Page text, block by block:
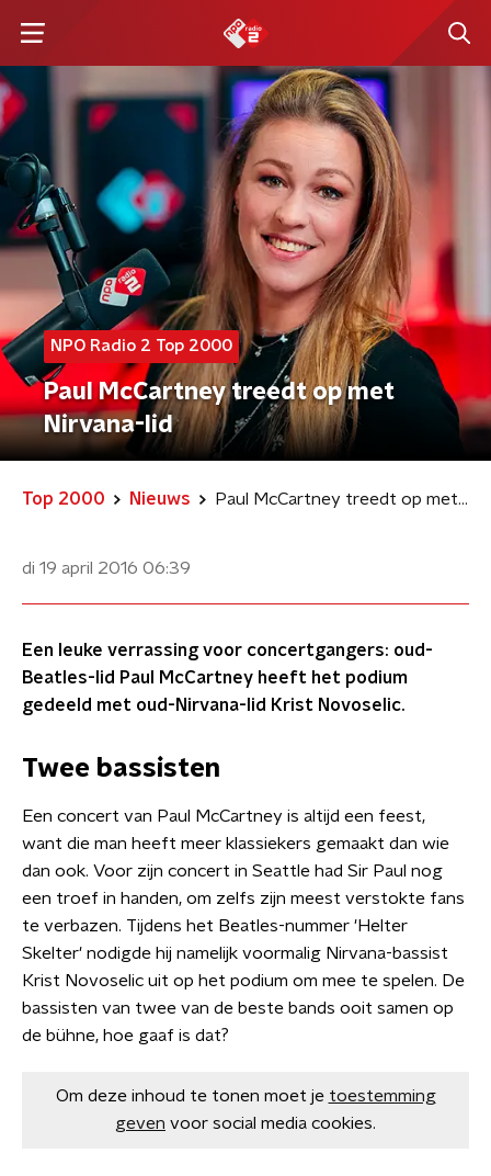
NPO Radio 2 Top 2000
Paul McCartney treedt op met
Nirvana-lid
Top 2000 Nieuws Paul McCartney treedt op met Nirvana-lid
di 19 april 2016 06:39
Een leuke verrassing voor concertgangers: oud-
Beatles-lid Paul McCartney heeft het podium
gedeeld met oud-Nirvana-lid Krist Novoselic.
Twee bassisten
Een concert van Paul McCartney is altijd een feest,
want die man heeft meer klassiekers gemaakt dan wie
dan ook. Voor zijn concert in Seattle had Sir Paul nog
een troef in handen, om zelfs zijn meest verstokte fans
te verbazen. Tijdens het Beatles-nummer 'Helter
Skelter' nodigde hij namelijk voormalig Nirvana-bassist
Krist Novoselic uit op het podium om mee te spelen. De
bassisten van twee van de beste bands ooit samen op
de bühne, hoe gaaf is dat?
Om deze inhoud te tonen moet je toestemming
geven voor social media cookies.